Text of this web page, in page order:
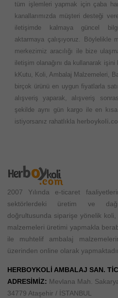
tüm işlemleri yapmak için çaba
kanallarımızda müşteri desteği
iletişimde kalmaya güncel
aktarmaya çalışıyoruz. Böylelikle
merkezimiz aracılığı ile bize
iletişim olanağını da kullanarak işini
kKutu, Koli, Ambalaj Malzemeleri,
birçok ürünü en uygun fiyatlarla
alışveriş yaparak, alışveriş
şekilde aynı gün kargo ile en
istiyorsanız rahatlıkla
2007 Yılında e-ticaret
sektörlerdeki üretim ve
doğrultusunda siparişe yönelik
malzemeleri üretimi yapmakla
ile muhtelif ambalaj
üzerinden online olarak
HERBOYKOLİ AMBALAJ SAN.
ADRESİMİZ: Mevlana Mah.
34779 Ataşehir / İSTANBUL